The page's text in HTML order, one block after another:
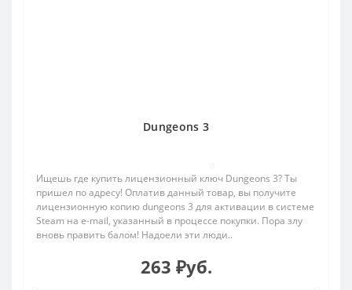
Dungeons 3
Ищешь где купить лицензионный ключ Dungeons 3? Ты
пришел по адресу! Оплатив данный товар, вы получите
лицензионную копию dungeons 3 для активации в системе
Steam на e-mail, указанный в процессе покупки. Пора злу
вновь править балом! Надоели эти люди..
263 ₽уб.